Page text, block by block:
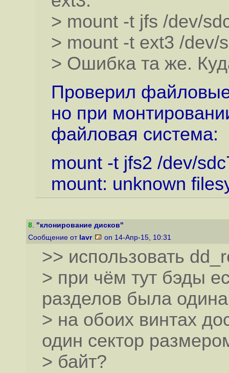
> mount -t jfs /dev/
> mount -t ext3 /dev/
> Ошибка та же.
Проверил
но при
файловая система:
mount -t jfs2 /dev/
mount: unknown
8. "клонирование дисков"
Сообщение от lavr on 14-Апр-15, 10:31
>> использовать
> при чём тут бэды
разделов была
> на обоих винтах
один сектор
> байт?